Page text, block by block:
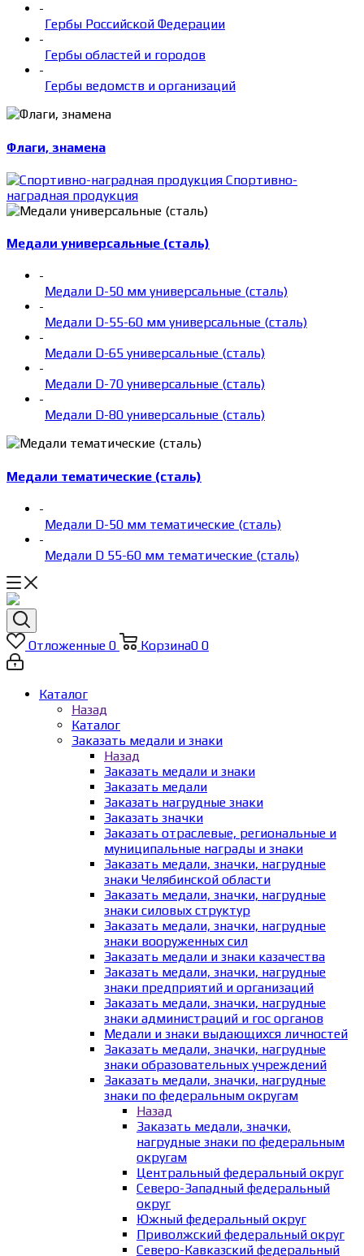
-
Гербы Российской Федерации
-
Гербы областей и городов
-
Гербы ведомств и организаций
Флаги, знамена
Спортивно-
наградная продукция
Медали универсальные (сталь)
-
Медали D-50 мм универсальные (сталь)
-
Медали D-55-60 мм универсальные (сталь)
-
Медали D-65 универсальные (сталь)
-
Медали D-70 универсальные (сталь)
-
Медали D-80 универсальные (сталь)
Медали тематические (сталь)
-
Медали D-50 мм тематические (сталь)
-
Медали D 55-60 мм тематические (сталь)
Отложенные 0 Корзина0 0
Каталог
Назад
Каталог
Заказать медали и знаки
Назад
Заказать медали и знаки
Заказать медали
Заказать нагрудные знаки
Заказать значки
Заказать отраслевые, региональные и
муниципальные награды и знаки
Заказать медали, значки, нагрудные
знаки Челябинской области
Заказать медали, значки, нагрудные
знаки силовых структур
Заказать медали, значки, нагрудные
знаки вооруженных сил
Заказать медали и знаки казачества
Заказать медали, значки, нагрудные
знаки предприятий и организаций
Заказать медали, значки, нагрудные
знаки администраций и гос органов
Медали и знаки выдающихся личностей
Заказать медали, значки, нагрудные
знаки образовательных учреждений
Заказать медали, значки, нагрудные
знаки по федеральным округам
Назад
Заказать медали, значки,
нагрудные знаки по федеральным
округам
Центральный федеральный округ
Северо-Западный федеральный
округ
Южный федеральный округ
Приволжский федеральный округ
Северо-Кавказский федеральный